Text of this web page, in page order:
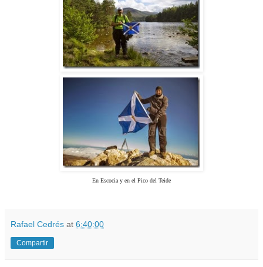
En Escocia y en el Pico del Teide
Rafael Cedrés at 6:40:00
Compartir